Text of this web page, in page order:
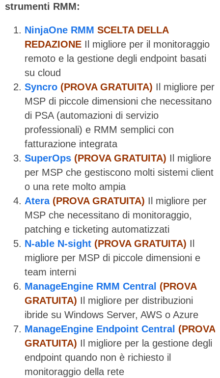
strumenti RMM:
NinjaOne RMM SCELTA DELLA
REDAZIONE Il migliore per il monitoraggio
remoto e la gestione degli endpoint basati
su cloud
Syncro (PROVA GRATUITA) Il migliore per
MSP di piccole dimensioni che necessitano
di PSA (automazioni di servizio
professionali) e RMM semplici con
fatturazione integrata
SuperOps (PROVA GRATUITA) Il migliore
per MSP che gestiscono molti sistemi client
o una rete molto ampia
Atera (PROVA GRATUITA) Il migliore per
MSP che necessitano di monitoraggio,
patching e ticketing automatizzati
N-able N-sight (PROVA GRATUITA) Il
migliore per MSP di piccole dimensioni e
team interni
ManageEngine RMM Central (PROVA
GRATUITA) Il migliore per distribuzioni
ibride su Windows Server, AWS o Azure
ManageEngine Endpoint Central (PROVA
GRATUITA) Il migliore per la gestione degli
endpoint quando non è richiesto il
monitoraggio della rete